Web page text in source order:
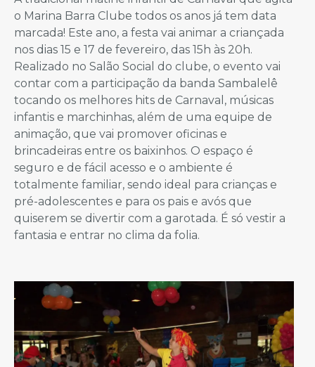
o Marina Barra Clube todos os anos já tem data
marcada! Este ano, a festa vai animar a criançada
nos dias 15 e 17 de fevereiro, das 15h às 20h.
Realizado no Salão Social do clube, o evento vai
contar com a participação da banda Sambalelê
tocando os melhores hits de Carnaval, músicas
infantis e marchinhas, além de uma equipe de
animação, que vai promover oficinas e
brincadeiras entre os baixinhos. O espaço é
seguro e de fácil acesso e o ambiente é
totalmente familiar, sendo ideal para crianças e
pré-adolescentes e para os pais e avós que
quiserem se divertir com a garotada. É só vestir a
fantasia e entrar no clima da folia.